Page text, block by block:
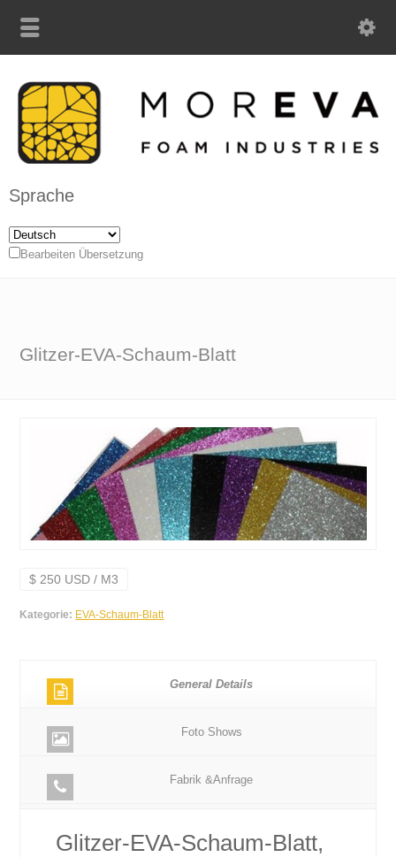
Sprache
Bearbeiten Übersetzung
Glitzer-EVA-Schaum-Blatt
$ 250 USD / M3
Kategorie: EVA-Schaum-Blatt
General Details
Foto Shows
Fabrik &Anfrage
Glitzer-EVA-Schaum-Blatt,